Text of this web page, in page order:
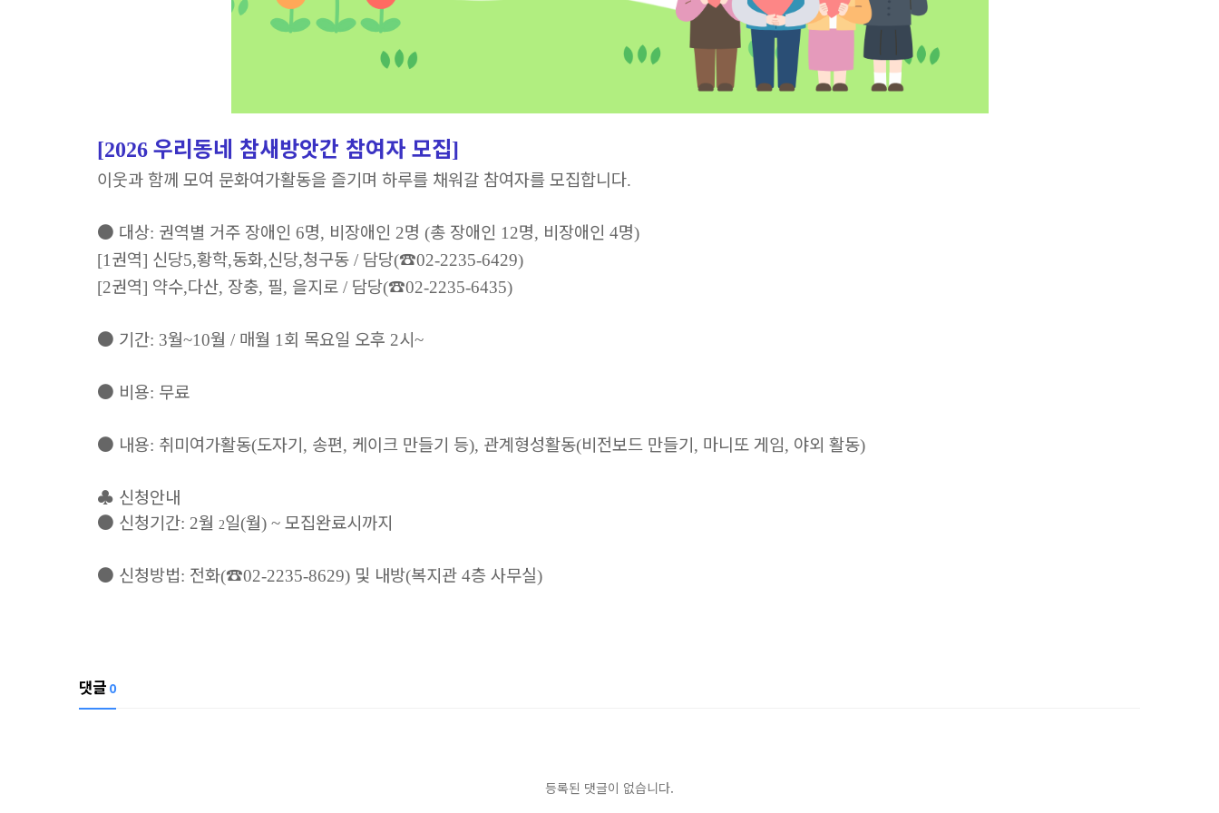
[2026 우리동네 참새방앗간 참여자 모집]
이웃과 함께 모여 문화여가활동을 즐기며 하루를 채워갈 참여자를 모집합니다.
● 대상: 권역별 거주 장애인 6명, 비장애인 2명 (총 장애인 12명, 비장애인 4명)
[1 권역] 신당5,황학,동화,신당,청구동 / 담당(☎02-2235-6429)
[2권역] 약수,다산, 장충, 필, 을지로 / 담당(☎02-2235-6435)
● 기간: 3월~10월 / 매월 1 회 목요일 오후 2시~
● 비용: 무료
● 내용: 취미여가활동(도자기, 송편, 케이크 만들기 등), 관계형성활동(비전보드 만들기, 마니또 게임, 야외 활동)
♣ 신청안내
● 신청기간: 2월 2일(월) ~ 모집완료시까지
● 신청방법: 전화(☎02-2235-8629) 및 내방(복지관 4층 사무실)
댓글 0
등록된 댓글이 없습니다.